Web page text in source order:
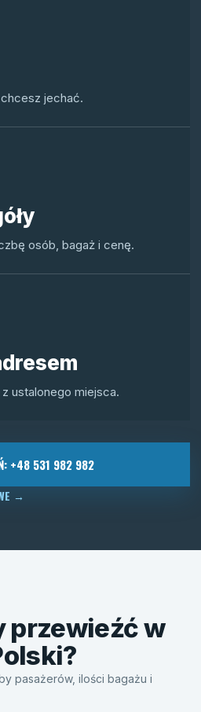
jechać.
osób, bagaż i cenę.
ustalonego miejsca.
+48 531 982 982
→
przewieźć w
pasażerów, ilości bagażu i